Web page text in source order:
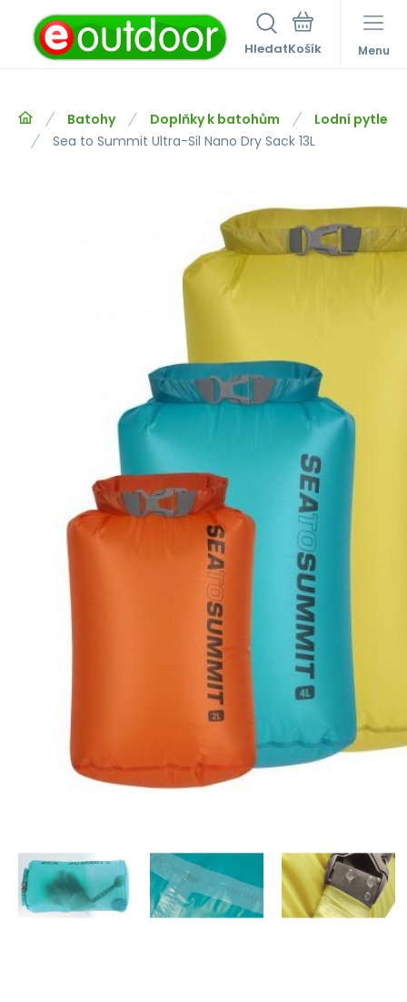
Hledat Menu
Batohy Doplňky k batohům
Lodní pytle
Sea to Summit Ultra-Sil Nano Dry Sack 13L